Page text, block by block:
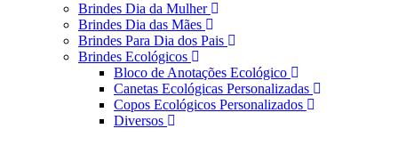
Brindes Dia da Mulher
Brindes Dia das Mães
Brindes Para Dia dos Pais
Brindes Ecológicos
Bloco de Anotações Ecológico
Canetas Ecológicas Personalizadas
Copos Ecológicos Personalizados
Diversos